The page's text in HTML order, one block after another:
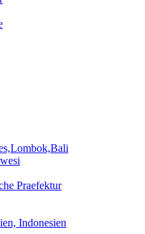
Praefektur
Indonesien